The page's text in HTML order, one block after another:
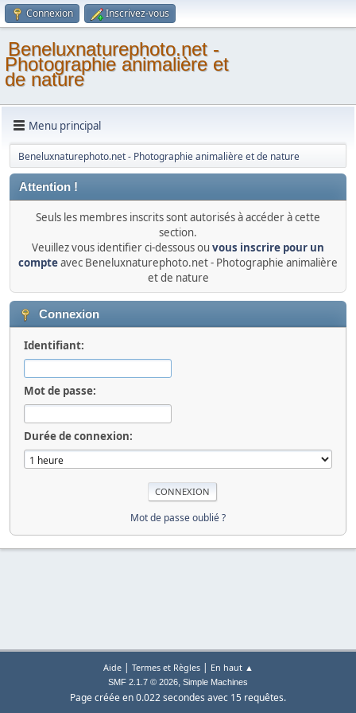
Connexion Inscrivez-vous
Beneluxnaturephoto.net -
Photographie animalière et
de nature
Menu principal
Beneluxnaturephoto.net - Photographie animalière et de nature
Attention !
Seuls les membres inscrits sont autorisés à accéder à cette
section.
Veuillez vous identifier ci-dessous ou vous inscrire pour un
compteavec Beneluxnaturephoto.net - Photographie animalière
et de nature
Connexion
Identifiant:
Mot de passe:
Durée de connexion:
Mot de passe oublié ?
Aide| Termes et Règles| En haut ▲
SMF 2.1.7 © 2026, Simple Machines
Page créée en 0.022 secondes avec 15 requêtes.